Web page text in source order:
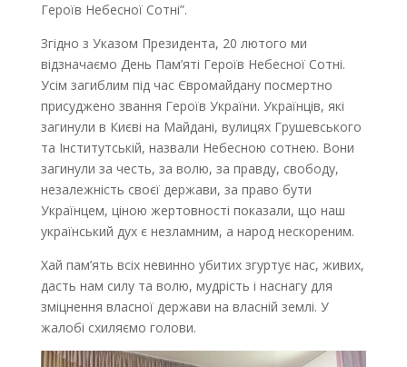
Героїв Небесної Сотні”.
Згідно з Указом Президента, 20 лютого ми
відзначаємо День Пам’яті Героїв Небесної Сотні.
Усім загиблим під час Євромайдану посмертно
присуджено звання Героїв України. Українців, які
загинули в Києві на Майдані, вулицях Грушевського
та Інститутській, назвали Небесною сотнею. Вони
загинули за честь, за волю, за правду, свободу,
незалежність своєї держави, за право бути
Українцем, ціною жертовності показали, що наш
український дух є незламним, а народ нескореним.
Хай пам’ять всіх невинно убитих згуртує нас, живих,
дасть нам силу та волю, мудрість і наснагу для
зміцнення власної держави на власній землі. У
жалобі схиляємо голови.